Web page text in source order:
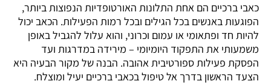
כאבי ברכיים הם אחת התלונות האורטופדיות הנפוצות ביותר,
הפוגעות באנשים בכל הגילים ובכל רמות הפעילות. הכאב יכול
להיות חד ופתאומי או עמום וכרוני, והוא עלול להגביל באופן
משמעותי את התפקוד היומיומי – מירידה במדרגות ועד
הפסקת פעילות ספורטיבית אהובה. הבנה של מקור הבעיה היא
הצעד הראשון בדרך אל טיפול בכאבי ברכיים יעיל ומוצלח.